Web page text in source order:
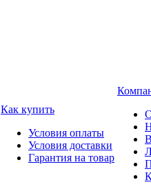
Как купить
Условия оплаты
Условия доставки
Гарантия на товар